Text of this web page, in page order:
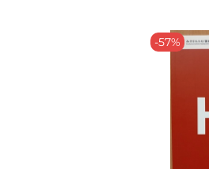
-57%